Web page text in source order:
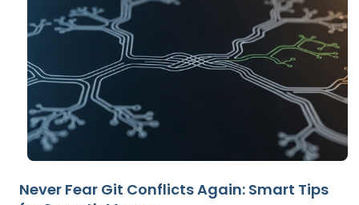
Never Fear Git Conflicts Again: Smart Tips